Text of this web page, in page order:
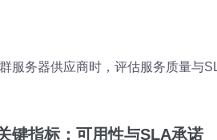
服务器供应商时，评估服务质量与
键指标：可用性与SLA承诺